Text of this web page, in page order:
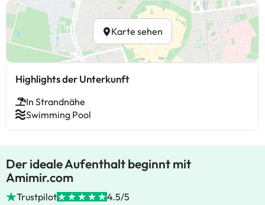
Karte sehen
Highlights der Unterkunft
In Strandnähe
Swimming Pool
Der ideale Aufenthalt beginnt mit
Amimir.com
Trustpilot 4.5/5